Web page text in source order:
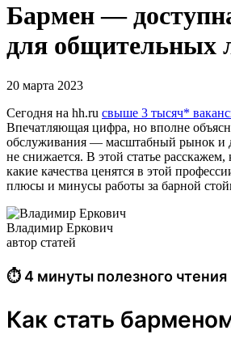
Бармен —
для общительных
20 марта 2023
Сегодня на hh.ru свыше 3 тысяч*
Впечатляющая цифра, но вполне
обслуживания — масштабный рынок и
не снижается. В этой статье расскажем,
какие качества ценятся в этой
плюсы и минусы работы за барной
Владимир Еркович
автор статей
⏱ 4 минуты полезного чтения
Как стать